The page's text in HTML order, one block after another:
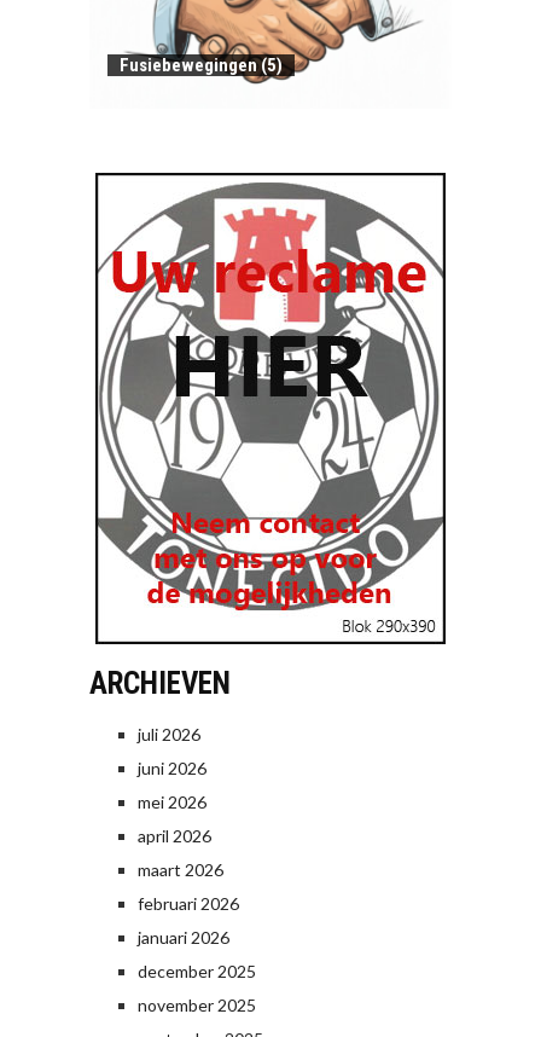
Fusiebewegingen (5)
ARCHIEVEN
juli 2026
juni 2026
mei 2026
april 2026
maart 2026
februari 2026
januari 2026
december 2025
november 2025